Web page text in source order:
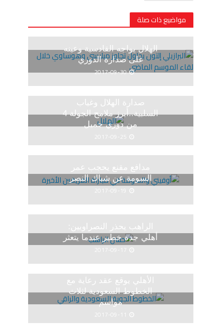
مواضيع ذات صلة
الهلال يواجه القادسية وعينه
على صدارة الدوري
2017-09-30
صدارة الهلال وغياب
السلبية..أبرز ملامح الجولة 4
من دوري جميل
2017-09-25
مدافع مقنع يحجب عمر
السومة عن شباك النصر
2017-09-19
الراهب يحذر النصراويين:
أهلي جدة خطير عندما يتعثر
2017-09-17
الأهلي يوقع عقد رعاية مع
الخطوط السعودية لثلاث
مواسم
2017-09-11